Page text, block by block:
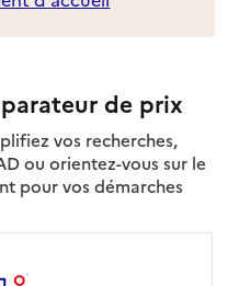
de prix
vos recherches,
ou orientez-vous sur le
pour vos démarches